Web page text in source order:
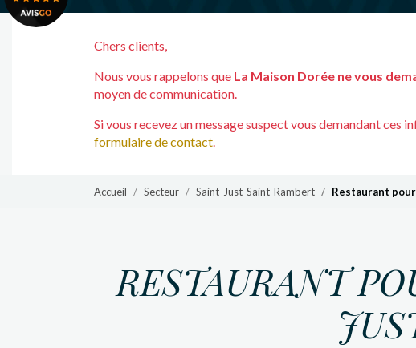
Chers clients,
Nous vous rappelons que La Maison Dorée ne vous
moyen de communication.
Si vous recevez un message suspect vous demandant ces
formulaire de contact.
Accueil Secteur Saint-Just-Saint-Rambert Restaurant
RESTAURANT